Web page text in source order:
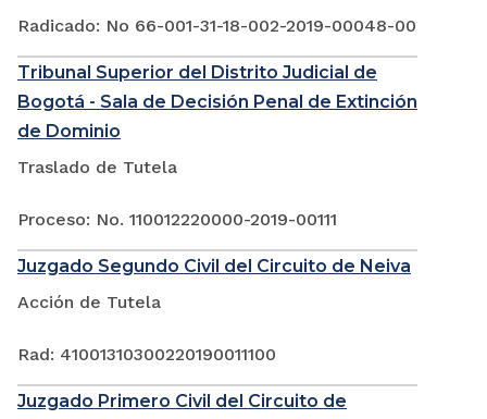
Radicado: No 66-001-31-18-002-2019-00048-00
Tribunal Superior del Distrito Judicial de
Bogotá - Sala de Decisión Penal de Extinción
de Dominio
Traslado de Tutela
Proceso: No. 110012220000-2019-00111
Juzgado Segundo Civil del Circuito de Neiva
Acción de Tutela
Rad: 41001310300220190011100
Juzgado Primero Civil del Circuito de